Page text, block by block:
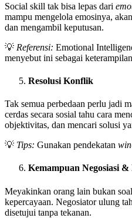
Social skill tak bisa lepas dari
mampu mengelola emosinya,
dan mengambil keputusan.
💡 Referensi: Emotional
menyebut ini sebagai
Resolusi Konflik
Tak semua perbedaan perlu jadi
cerdas secara sosial tahu cara
objektivitas, dan mencari solusi
💡 Tips: Gunakan pendekatan
Kemampuan Negosiasi &
Meyakinkan orang lain bukan
kepercayaan. Negosiator ulung
disetujui tanpa tekanan.